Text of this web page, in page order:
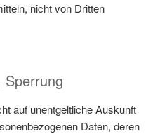
nicht von Dritten
auf unentgeltliche Auskunft
Daten, deren